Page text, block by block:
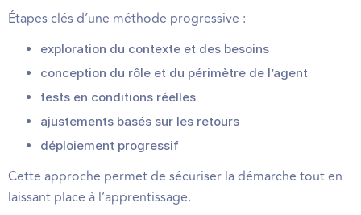
Étapes clés d’une méthode progressive :
exploration du contexte et des besoins
conception du rôle et du périmètre de l’agent
tests en conditions réelles
ajustements basés sur les retours
déploiement progressif
Cette approche permet de sécuriser la démarche tout en
laissant place à l’apprentissage.